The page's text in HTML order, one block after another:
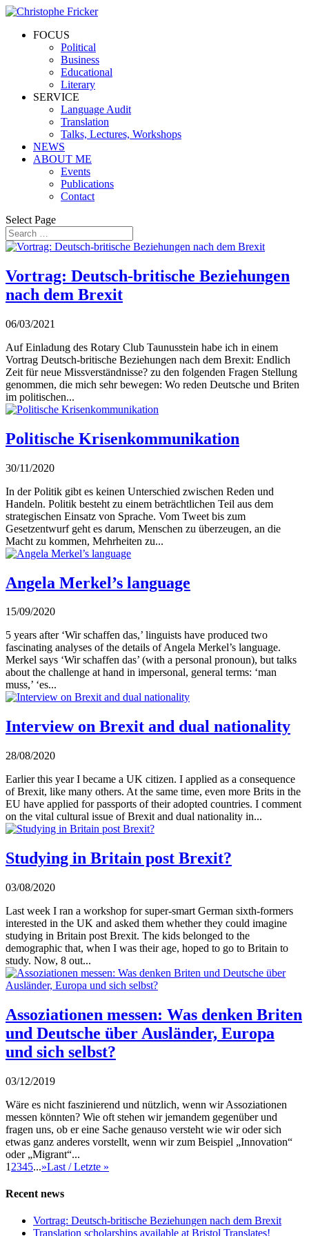
FOCUS
Political
Business
Educational
Literary
SERVICE
Language Audit
Translation
Talks, Lectures, Workshops
NEWS
ABOUT ME
Events
Publications
Contact
Select Page
Vortrag: Deutsch-britische Beziehungen
nach dem Brexit
06/03/2021
Auf Einladung des Rotary Club Taunusstein habe ich in einem
Vortrag Deutsch-britische Beziehungen nach dem Brexit: Endlich
Zeit für neue Missverständnisse? zu den folgenden Fragen Stellung
genommen, die mich sehr bewegen: Wo reden Deutsche und Briten
im politischen...
Politische Krisenkommunikation
30/11/2020
In der Politik gibt es keinen Unterschied zwischen Reden und
Handeln. Politik besteht zu einem beträchtlichen Teil aus dem
strategischen Einsatz von Sprache. Vom Tweet bis zum
Gesetzentwurf geht es darum, Menschen zu überzeugen, an die
Macht zu kommen, Mehrheiten zu...
Angela Merkel’s language
15/09/2020
5 years after ‘Wir schaffen das,’ linguists have produced two
fascinating analyses of the details of Angela Merkel’s language.
Merkel says ‘Wir schaffen das’ (with a personal pronoun), but talks
about the challenge at hand in impersonal, general terms: ‘man
muss,’ ‘es...
Interview on Brexit and dual nationality
28/08/2020
Earlier this year I became a UK citizen. I applied as a consequence
of Brexit, like many others. At the same time, even more Brits in the
EU have applied for passports of their adopted countries. I comment
on the vital cultural issue of Brexit and dual nationality in...
Studying in Britain post Brexit?
03/08/2020
Last week I ran a workshop for super-smart German sixth-formers
interested in the UK and asked them whether they could imagine
studying in Britain post Brexit. The kids belonged to the
demographic that, when I was their age, hoped to go to Britain to
study. Now, 8 out...
Assoziationen messen: Was denken Briten
und Deutsche über Ausländer, Europa
und sich selbst?
03/12/2019
Wäre es nicht faszinierend und nützlich, wenn wir Assoziationen
messen könnten? Wie oft stehen wir jemandem gegenüber und
fragen uns, ob er eine Sache genauso versteht wie wir oder sich
etwas ganz anderes vorstellt, wenn wir zum Beispiel „Innovation“
oder „Migrant“...
1 2345...»Last / Letzte »
Recent news
Vortrag: Deutsch-britische Beziehungen nach dem Brexit
Translation scholarships available at Bristol Translates!